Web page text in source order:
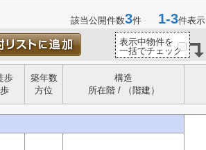
該当公開件数3件 1-3件表示
表示中物件を
一括でチェック
歩
築年数
方位
構造
所在階 / （階建）